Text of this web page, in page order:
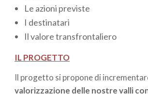
Le azioni previste
I destinatari
Il valore transfrontaliero
IL PROGETTO
Il progetto si propone di
valorizzazione delle nostre valli